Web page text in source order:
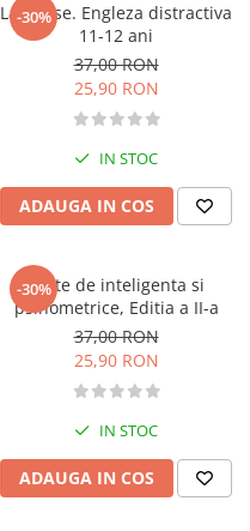
-30%
Larousse. Engleza distractiva
11-12 ani
37,00 RON
25,90 RON
IN STOC
ADAUGA IN COS
-30%
Teste de inteligenta si
psihometrice, Editia a II-a
37,00 RON
25,90 RON
IN STOC
ADAUGA IN COS